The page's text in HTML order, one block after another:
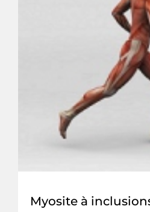
Myosite à